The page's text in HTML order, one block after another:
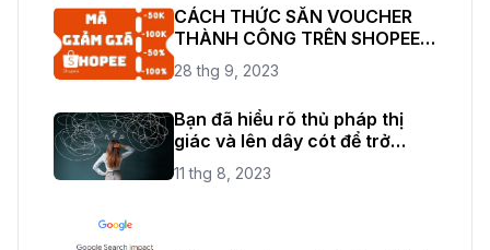
CÁCH THỨC SĂN VOUCHER
THÀNH CÔNG TRÊN SHOPEE
THỎA SỨC ĐAM MÊ
SHOPPING
28 thg 9, 2023
Bạn đã hiểu rõ thủ pháp thị
giác và lên dây cót để trở
thành một nhiếp ảnh chuyên
nghiệp rồi chứ?
11 thg 8, 2023